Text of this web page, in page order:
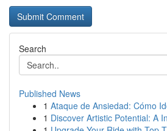
Search
Published News
1 Ataque de Ansiedad: Cómo
1 Discover Artistic Potential: A